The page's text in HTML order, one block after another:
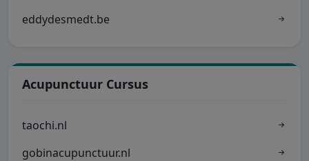
eddydesmedt.be
Acupunctuur Cursus
taochi.nl
gobinacupunctuur.nl